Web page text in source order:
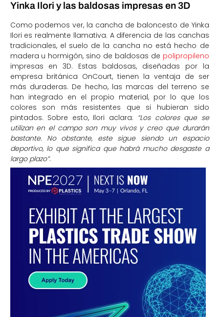
Yinka Ilori y las baldosas impresas en 3D
Como podemos ver, la cancha de baloncesto de Yinka
Ilori es realmente llamativa. A diferencia de las canchas
tradicionales, el suelo de la cancha no está hecho de
madera u hormigón, sino de baldosas de polipropileno
impresas en 3D. Estas baldosas, diseñadas por la
empresa británica OnCourt, tienen la ventaja de ser
más duraderas. De hecho, las marcas del terreno se
han integrado en el propio material, por lo que los
colores son más resistentes que si hubieran sido
pintados. Sobre esto, Ilori aclara: “Los colores que se
utilizan en el campo son muy vivos y creo que durarán
bastante. No obstante, este sigue siendo un espacio
deportivo, lo que significa que habrá mucho desgaste a
largo plazo”.